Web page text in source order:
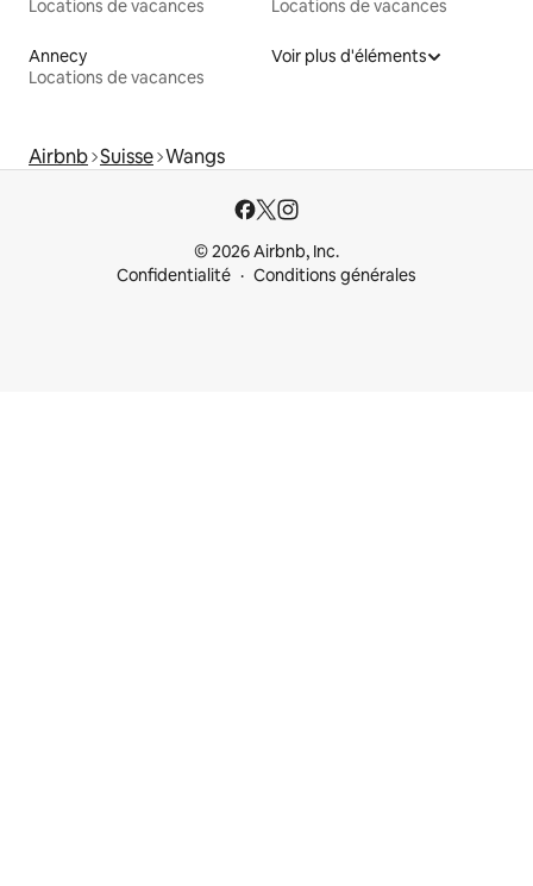
Locations de vacances
Locations de vacances
Annecy
Locations de vacances
Voir plus d'éléments
Airbnb Suisse Wangs
© 2026 Airbnb, Inc.
Confidentialité
Conditions générales